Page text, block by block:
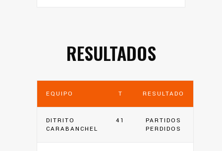
RESULTADOS
EQUIPO T RESULTADO
DITRITO
CARABANCHEL
41
PARTIDOS
PERDIDOS